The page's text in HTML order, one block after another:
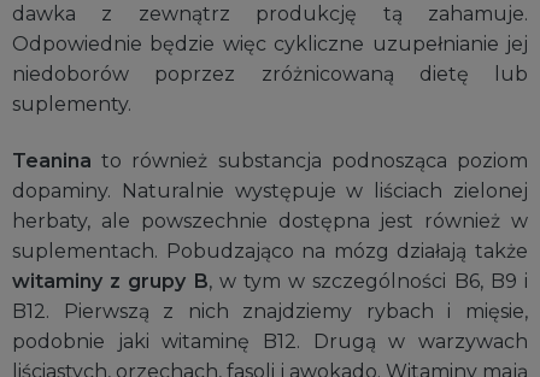
dawka z zewnątrz produkcję tą zahamuje.
Odpowiednie będzie więc cykliczne uzupełnianie jej
niedoborów poprzez zróżnicowaną dietę lub
suplementy.
Teanina to również substancja podnosząca poziom
dopaminy. Naturalnie występuje w liściach zielonej
herbaty, ale powszechnie dostępna jest również w
suplementach. Pobudzająco na mózg działają także
witaminy z grupy B, w tym w szczególności B6, B9 i
B12. Pierwszą z nich znajdziemy rybach i mięsie,
podobnie jaki witaminę B12. Drugą w warzywach
liściastych, orzechach, fasoli i awokado. Witaminy mają